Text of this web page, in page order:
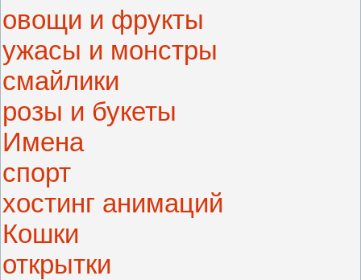
овощи и фрукты
ужасы и монстры
смайлики
розы и букеты
Имена
спорт
хостинг анимаций
Кошки
открытки